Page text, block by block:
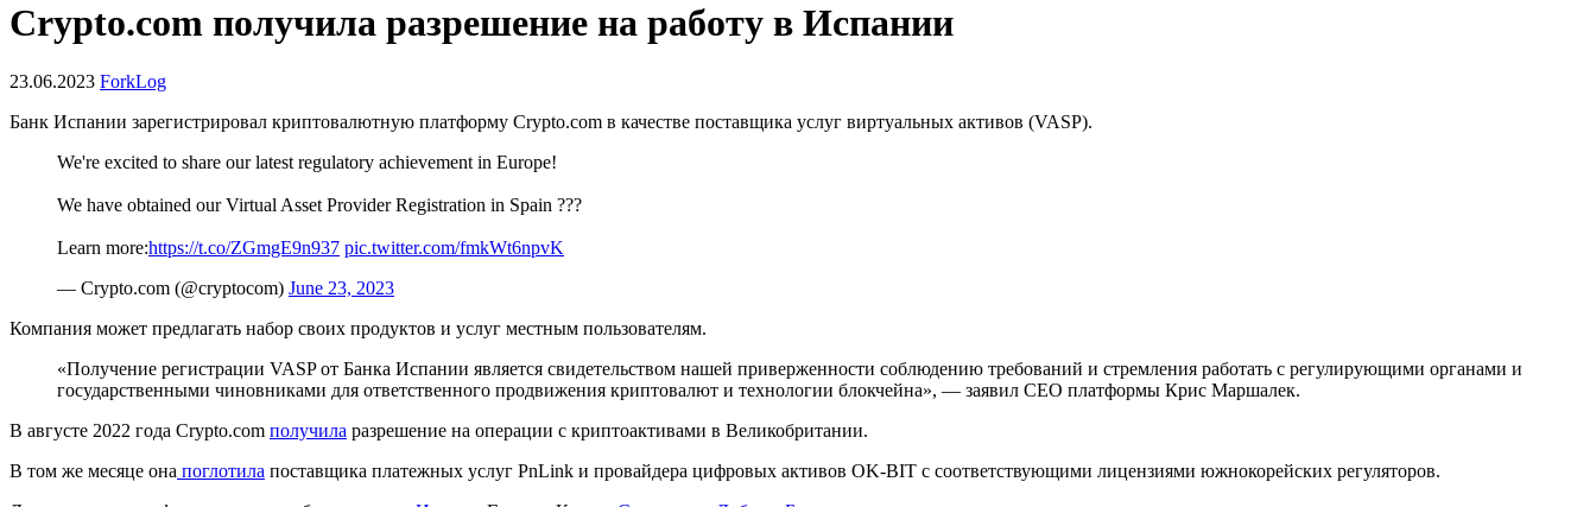
Crypto.com получила разрешение на работу в Испании
23.06.2023 ForkLog
Банк Испании зарегистрировал криптовалютную платформу Crypto.com в качестве поставщика услуг виртуальных активов (VASP).
We're excited to share our latest regulatory achievement in Europe!
We have obtained our Virtual Asset Provider Registration in Spain ???
Learn more:https://t.co/ZGmgE9n937 pic.twitter.com/fmkWt6npvK
— Crypto.com (@cryptocom) June 23, 2023
Компания может предлагать набор своих продуктов и услуг местным пользователям.
«Получение регистрации VASP от Банка Испании является свидетельством нашей приверженности соблюдению требований и стремления работать с регулирующими органами и
государственными чиновниками для ответственного продвижения криптовалют и технологии блокчейна», — заявил СEO платформы Крис Маршалек.
В августе 2022 года Crypto.com получила разрешение на операции с криптоактивами в Великобритании.
В том же месяце она поглотила поставщика платежных услуг PnLink и провайдера цифровых активов OK-BIT с соответствующими лицензиями южнокорейских регуляторов.